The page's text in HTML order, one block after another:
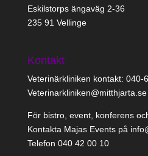
Eskilstorps ängaväg 2-36
235 91 Vellinge
Kontakt
Veterinärkliniken kontakt: 040-
Veterinarkliniken@mitthjarta.se
För bistro, event, konferens
Kontakta Majas Events på
Telefon 040 42 00 10